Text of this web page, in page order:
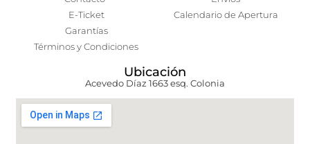
E-Ticket
Garantías
Términos y Condiciones
Calendario de Apertura
Ubicación
Acevedo Díaz 1663 esq. Colonia